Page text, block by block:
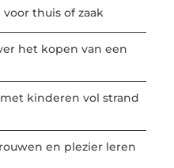
thuis of zaak
het kopen van een
kinderen vol strand
en plezier leren